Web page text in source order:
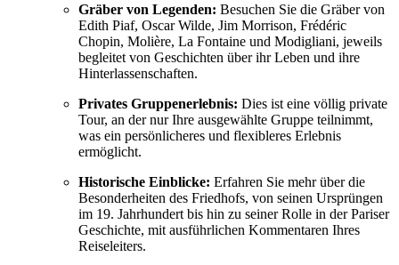
Gräber von Legenden: Besuchen Sie die Gräber von
Edith Piaf, Oscar Wilde, Jim Morrison, Frédéric
Chopin, Molière, La Fontaine und Modigliani, jeweils
begleitet von Geschichten über ihr Leben und ihre
Hinterlassenschaften.
Privates Gruppenerlebnis: Dies ist eine völlig private
Tour, an der nur Ihre ausgewählte Gruppe teilnimmt,
was ein persönlicheres und flexibleres Erlebnis
ermöglicht.
Historische Einblicke: Erfahren Sie mehr über die
Besonderheiten des Friedhofs, von seinen Ursprüngen
im 19. Jahrhundert bis hin zu seiner Rolle in der Pariser
Geschichte, mit ausführlichen Kommentaren Ihres
Reiseleiters.